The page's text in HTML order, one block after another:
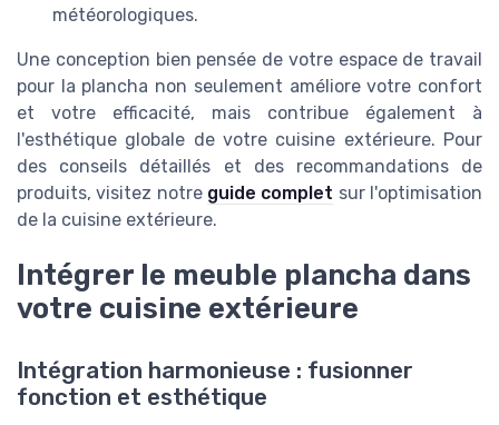
météorologiques.
Une conception bien pensée de votre espace de travail
pour la plancha non seulement améliore votre confort
et votre efficacité, mais contribue également à
l'esthétique globale de votre cuisine extérieure. Pour
des conseils détaillés et des recommandations de
produits, visitez notre guide complet sur l'optimisation
de la cuisine extérieure.
Intégrer le meuble plancha dans
votre cuisine extérieure
Intégration harmonieuse : fusionner
fonction et esthétique